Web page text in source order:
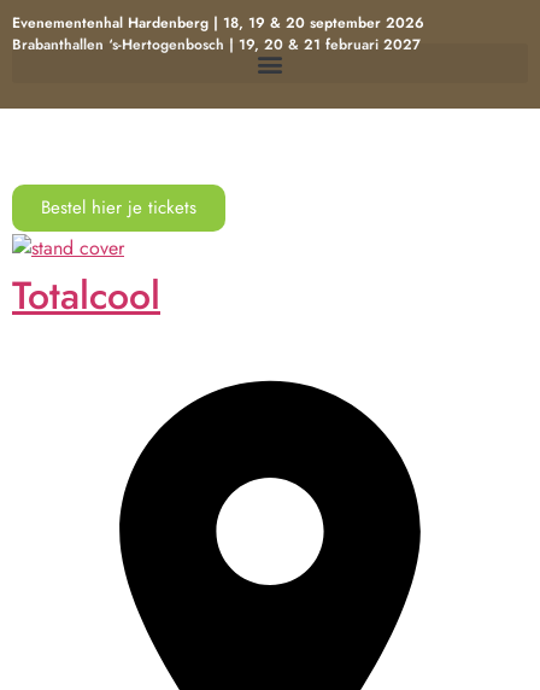
Evenementenhal Hardenberg | 18, 19 & 20 september 2026
Brabanthallen ‘s-Hertogenbosch | 19, 20 & 21 februari 2027
Bestel hier je tickets
Totalcool